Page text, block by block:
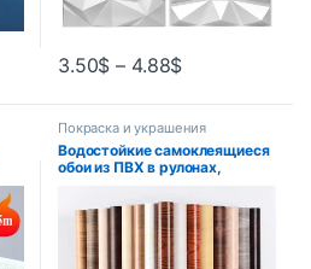
3.50$ – 4.88$
Покраска и украшения
Водостойкие самоклеящиеся
обои из ПВХ в рулонах,
виниловая декоративная
пленка, наклейки под дерево
для домашнего декора